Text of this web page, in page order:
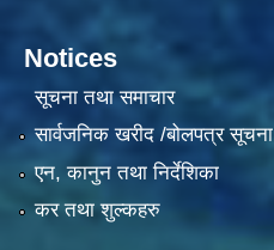
Notices
सूचना तथा समाचार
सार्वजनिक खरीद /बोलपत्र सूचना
एन, कानुन तथा निर्देशिका
कर तथा शुल्कहरु